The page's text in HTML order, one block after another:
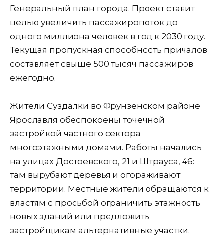
Генеральный план города. Проект ставит
целью увеличить пассажиропоток до
одного миллиона человек в год к 2030 году.
Текущая пропускная способность причалов
составляет свыше 500 тысяч пассажиров
ежегодно.
Жители Суздалки во Фрунзенском районе
Ярославля обеспокоены точечной
застройкой частного сектора
многоэтажными домами. Работы начались
на улицах Достоевского, 21 и Штрауса, 46:
там вырубают деревья и огораживают
территории. Местные жители обращаются к
властям с просьбой ограничить этажность
новых зданий или предложить
застройщикам альтернативные участки.